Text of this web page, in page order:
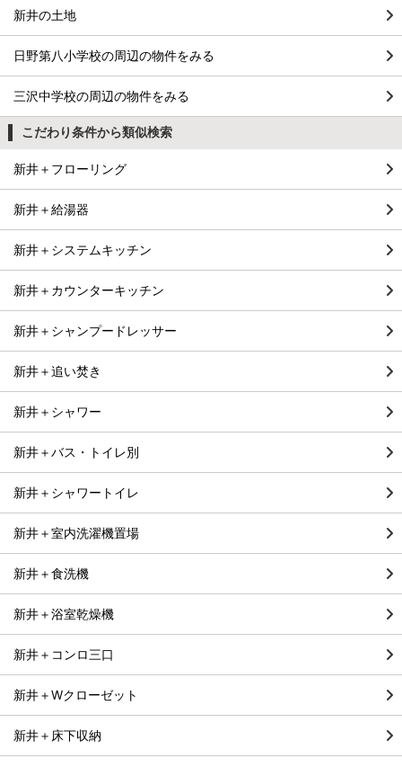
新井の土地
日野第八小学校の周辺の物件をみる
三沢中学校の周辺の物件をみる
こだわり条件から類似検索
新井＋フローリング
新井＋給湯器
新井＋システムキッチン
新井＋カウンターキッチン
新井＋シャンプードレッサー
新井＋追い焚き
新井＋シャワー
新井＋バス・トイレ別
新井＋シャワートイレ
新井＋室内洗濯機置場
新井＋食洗機
新井＋浴室乾燥機
新井＋コンロ三口
新井＋Wクローゼット
新井＋床下収納